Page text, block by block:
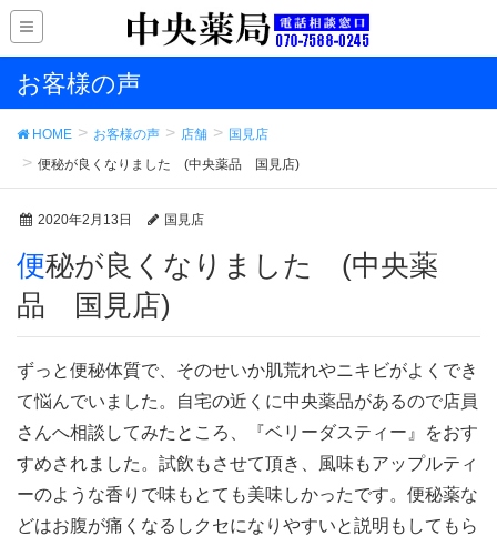
お客様の声
HOME お客様の声 店舗
国見店
便秘が良くなりました (中央薬品 国見店)
2020年2月13日 国見店
便秘が良くなりました (中央薬
品 国見店)
ずっと便秘体質で、そのせいか肌荒れやニキビがよくでき
て悩んでいました。自宅の近くに中央薬品があるので店員
さんへ相談してみたところ、『ベリーダスティー』をおす
すめされました。試飲もさせて頂き、風味もアップルティ
ーのような香りで味もとても美味しかったです。便秘薬な
どはお腹が痛くなるしクセになりやすいと説明もしてもら